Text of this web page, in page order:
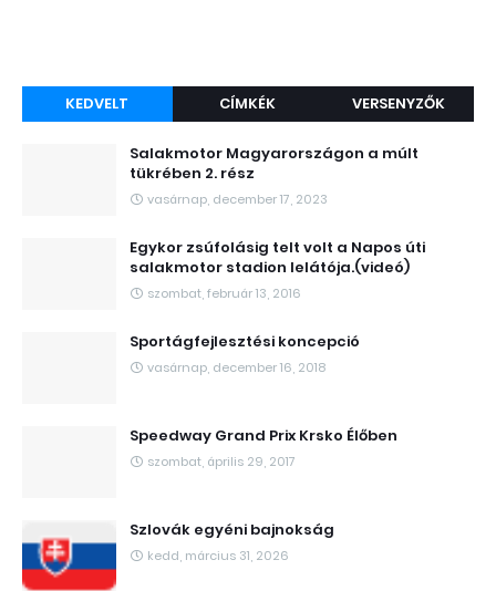
KEDVELT CÍMKÉK VERSENYZŐK
Salakmotor Magyarországon a múlt
tükrében 2. rész
vasárnap, december 17, 2023
Egykor zsúfolásig telt volt a Napos úti
salakmotor stadion lelátója.(videó)
szombat, február 13, 2016
Sportágfejlesztési koncepció
vasárnap, december 16, 2018
Speedway Grand Prix Krsko Élőben
szombat, április 29, 2017
Szlovák egyéni bajnokság
kedd, március 31, 2026